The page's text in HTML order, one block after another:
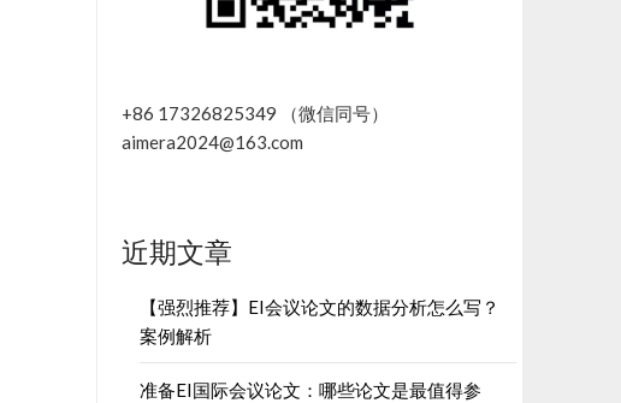
+86 17326825349 （微信同号）
aimera2024@163.com
近期文章
【强烈推荐】EI会议论文的数据分析怎么写？
案例解析
准备EI国际会议论文：哪些论文是最值得参